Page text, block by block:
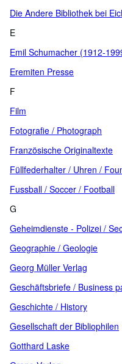
Die Andere Bibliothek bei
E
Emil Schumacher (1912-
Eremiten Presse
F
Film
Fotografie / Photograph
Französische Originaltexte
Füllfederhalter / Uhren /
Fussball / Soccer / Football
G
Geheimdienste - Polizei /
Geographie / Geologie
Georg Müller Verlag
Geschäftsbriefe / Business
Geschichte / History
Gesellschaft der Bibliophilen
Gotthard Laske